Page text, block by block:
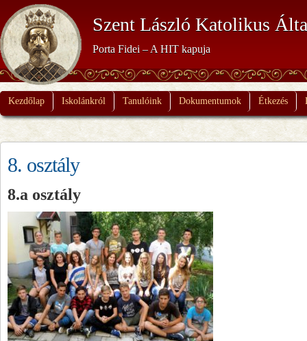
Szent László Katolikus
Porta Fidei – A HIT kapuja
Kezdőlap Iskolánkról Tanulóink Dokumentumok Étkezés
8. osztály
8.a osztály